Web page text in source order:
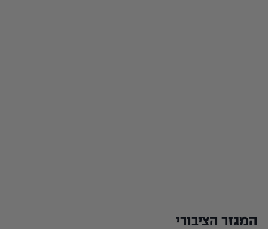
המגזר הציבורי